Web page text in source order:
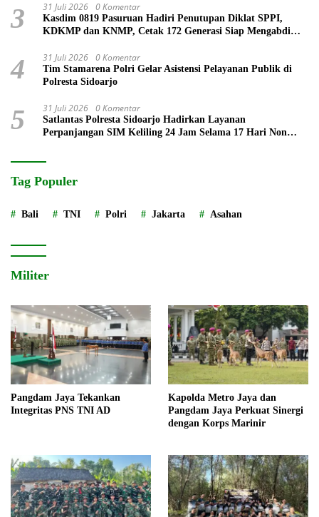
3 31 Juli 2026 0 Komentar
Kasdim 0819 Pasuruan Hadiri Penutupan Diklat SPPI,
KDKMP dan KNMP, Cetak 172 Generasi Siap Mengabdi
4 31 Juli 2026 0 Komentar
Tim Stamarena Polri Gelar Asistensi Pelayanan Publik di
Polresta Sidoarjo
5 31 Juli 2026 0 Komentar
Satlantas Polresta Sidoarjo Hadirkan Layanan
Perpanjangan SIM Keliling 24 Jam Selama 17 Hari Non
Tag Populer
Bali TNI Polri Jakarta Asahan
Militer
Pangdam Jaya Tekankan
Integritas PNS TNI AD
Kapolda Metro Jaya dan
Pangdam Jaya Perkuat Sinergi
dengan Korps Marinir